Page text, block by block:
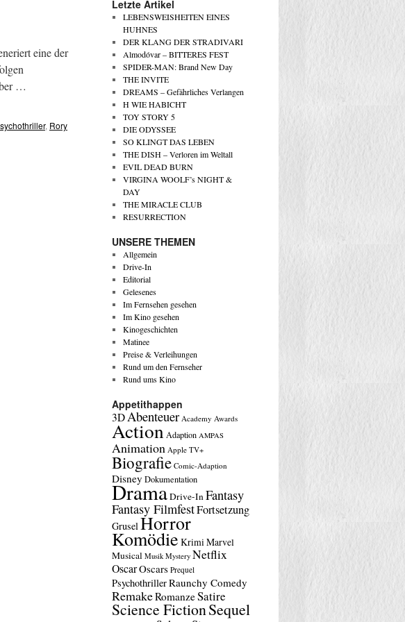
eine der
…
, Rory
Letzte Artikel
LEBENSWEISHEITEN EINES
HUHNES
DER KLANG DER STRADIVARI
Almodóvar – BITTERES FEST
SPIDER-MAN: Brand New Day
THE INVITE
DREAMS – Gefährliches Verlangen
H WIE HABICHT
TOY STORY 5
DIE ODYSSEE
SO KLINGT DAS LEBEN
THE DISH – Verloren im Weltall
EVIL DEAD BURN
VIRGINA WOOLF’s NIGHT &
DAY
THE MIRACLE CLUB
RESURRECTION
UNSERE THEMEN
Allgemein
Drive-In
Editorial
Gelesenes
Im Fernsehen gesehen
Im Kino gesehen
Kinogeschichten
Matinee
Preise & Verleihungen
Rund um den Fernseher
Rund ums Kino
Appetithappen
3DAbenteuer Academy Awards
Action Adaption AMPAS
Animation Apple TV+
Biografie Comic-Adaption
Disney Dokumentation
DramaDrive-InFantasy
Fantasy FilmfestFortsetzung
GruselHorror
Komödie KrimiMarvel
Musical Musik Mystery Netflix
OscarOscars Prequel
PsychothrillerRaunchy Comedy
RemakeRomanzeSatire
Science FictionSequel